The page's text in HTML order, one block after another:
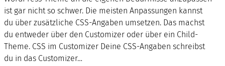
ist gar nicht so schwer. Die meisten Anpassungen kannst
du über zusätzliche CSS-Angaben umsetzen. Das machst
du entweder über den Customizer oder über ein Child-
Theme. CSS im Customizer Deine CSS-Angaben schreibst
du in das Customizer…